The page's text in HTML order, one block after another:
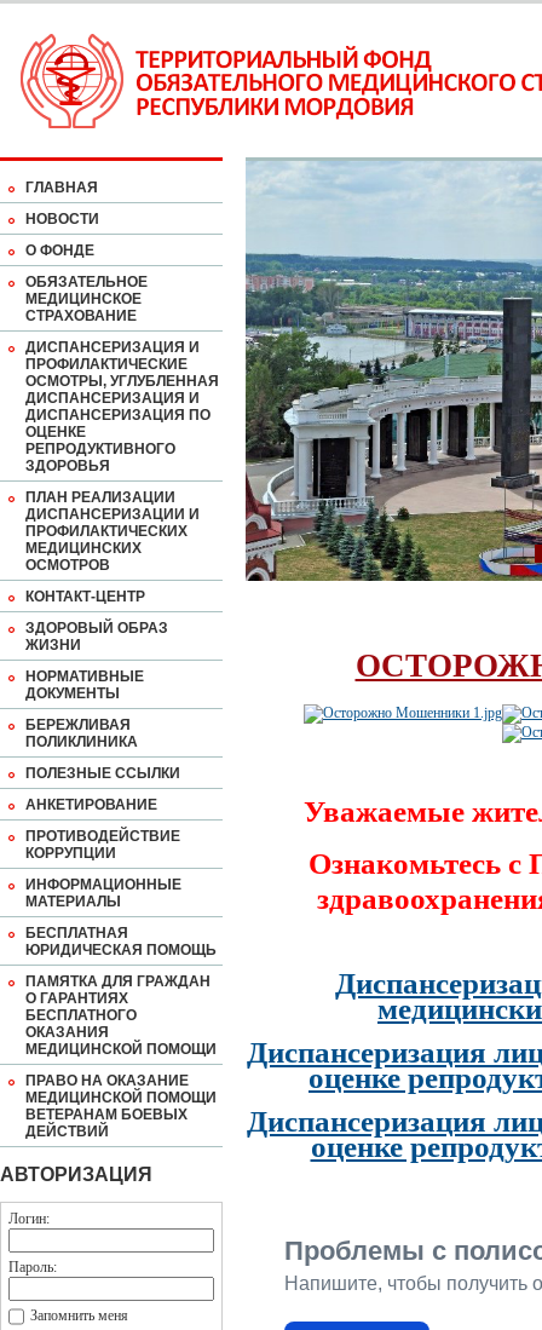
ГЛАВНАЯ
НОВОСТИ
О ФОНДЕ
ОБЯЗАТЕЛЬНОЕ
МЕДИЦИНСКОЕ
СТРАХОВАНИЕ
ДИСПАНСЕРИЗАЦИЯ И
ПРОФИЛАКТИЧЕСКИЕ
ОСМОТРЫ, УГЛУБЛЕННАЯ
ДИСПАНСЕРИЗАЦИЯ И
ДИСПАНСЕРИЗАЦИЯ ПО
ОЦЕНКЕ
РЕПРОДУКТИВНОГО
ЗДОРОВЬЯ
ПЛАН РЕАЛИЗАЦИИ
ДИСПАНСЕРИЗАЦИИ И
ПРОФИЛАКТИЧЕСКИХ
МЕДИЦИНСКИХ
ОСМОТРОВ
КОНТАКТ-ЦЕНТР
ЗДОРОВЫЙ ОБРАЗ
ЖИЗНИ
НОРМАТИВНЫЕ
ДОКУМЕНТЫ
БЕРЕЖЛИВАЯ
ПОЛИКЛИНИКА
ПОЛЕЗНЫЕ ССЫЛКИ
АНКЕТИРОВАНИЕ
ПРОТИВОДЕЙСТВИЕ
КОРРУПЦИИ
ИНФОРМАЦИОННЫЕ
МАТЕРИАЛЫ
БЕСПЛАТНАЯ
ЮРИДИЧЕСКАЯ ПОМОЩЬ
ПАМЯТКА ДЛЯ ГРАЖДАН
О ГАРАНТИЯХ
БЕСПЛАТНОГО
ОКАЗАНИЯ
МЕДИЦИНСКОЙ ПОМОЩИ
ПРАВО НА ОКАЗАНИЕ
МЕДИЦИНСКОЙ ПОМОЩИ
ВЕТЕРАНАМ БОЕВЫХ
ДЕЙСТВИЙ
АВТОРИЗАЦИЯ
Логин:
Пароль:
Запомнить меня
Уважаемые
Ознакомьтесь
Диспансеризация
оценке
Диспансеризация
оценке
Проблемы с
Напишите, чтобы получить